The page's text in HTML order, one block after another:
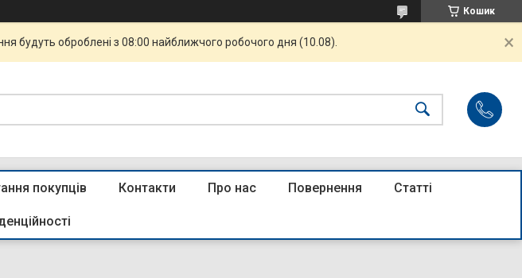
Кошик
будуть оброблені з 08:00 найближчого робочого дня (10.08).
покупців Контакти Про нас Повернення Статті